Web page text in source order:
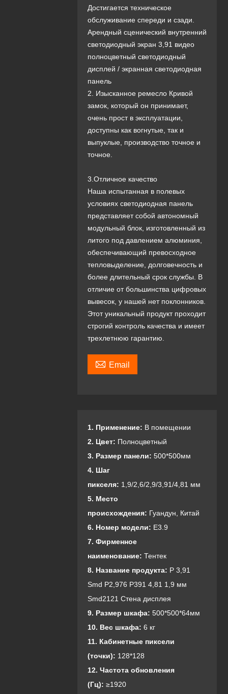
Достигается техническое
обслуживание спереди и сзади.
Арендный сценический внутренний
светодиодный экран 3,91 видео
полноцветный светодиодный
дисплей / экранная светодиодная
панель
2. Изысканное ремесло Кривой
замок, который он принимает,
очень прост в эксплуатации,
доступны как вогнутые, так и
выпуклые, производство точное и
точное.
3.Отличное качество
Наша испытанная в полевых
условиях светодиодная панель
представляет собой автономный
модульный блок, изготовленный из
литого под давлением алюминия,
обеспечивающий превосходное
тепловыделение, долговечность и
более длительный срок службы. В
отличие от большинства цифровых
вывесок, у нашей нет поклонников.
Этот уникальный продукт проходит
строгий контроль качества и имеет
трехлетнюю гарантию.
 Email
1. Применение: В помещении
2. Цвет: Полноцветный
3. Размер панели: 500*500мм
4. Шаг
пикселя: 1,9/2,6/2,9/3,91/4,81 мм
5. Место
происхождения: Гуандун, Китай
6. Номер модели: Е3.9
7. Фирменное
наименование: Тентек
8. Название продукта: P 3,91
Smd P2,976 P391 4,81 1,9 мм
Smd2121 Стена дисплея
9. Размер шкафа: 500*500*64мм
10. Вес шкафа: 6 кг
11. Кабинетные пиксели
(точки): 128*128
12. Частота обновления
(Гц): ≥1920